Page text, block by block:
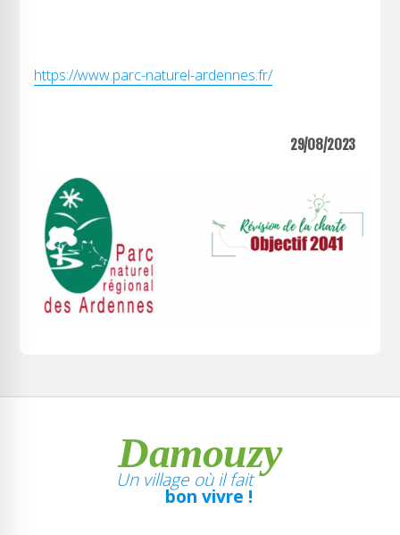
https://www.parc-naturel-ardennes.fr/
29/08/2023
Damouzy
Un village où il fait
bon vivre !